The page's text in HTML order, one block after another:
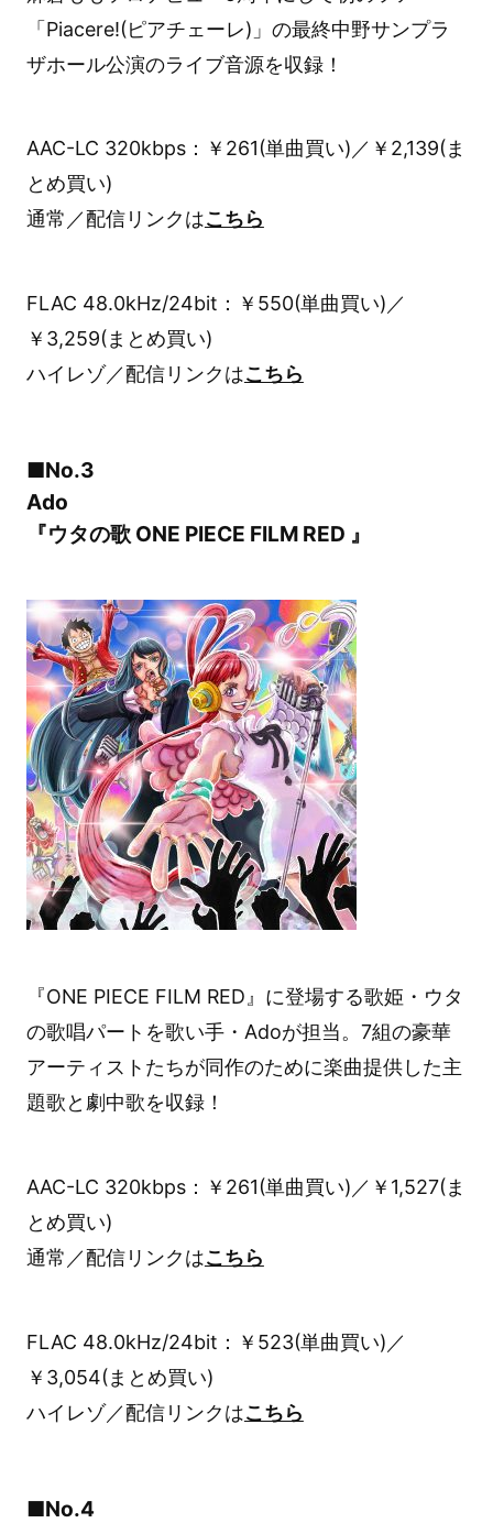
「Piacere!(ピアチェーレ)」の最終中野サンプラ
ザホール公演のライブ音源を収録！
AAC-LC 320kbps：￥261(単曲買い)／￥2,139(ま
とめ買い)
通常／配信リンクはこちら
FLAC 48.0kHz/24bit：￥550(単曲買い)／
￥3,259(まとめ買い)
ハイレゾ／配信リンクはこちら
■No.3
Ado
『ウタの歌 ONE PIECE FILM RED 』
『ONE PIECE FILM RED』に登場する歌姫・ウタ
の歌唱パートを歌い手・Adoが担当。7組の豪華
アーティストたちが同作のために楽曲提供した主
題歌と劇中歌を収録！
AAC-LC 320kbps：￥261(単曲買い)／￥1,527(ま
とめ買い)
通常／配信リンクはこちら
FLAC 48.0kHz/24bit：￥523(単曲買い)／
￥3,054(まとめ買い)
ハイレゾ／配信リンクはこちら
■No.4